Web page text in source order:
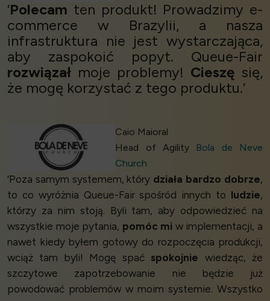
‘Polecam ten produkt! Prowadzimy e-
commerce w Brazylii, a nasza
infrastruktura nie jest wystarczająca,
aby zaspokoić popyt. Queue-Fair
rozwiązał moje problemy! Cieszę się,
że mogę korzystać z tego produktu.’
Caio Maioral
Head of Agility Bola de Neve
Church
‘Poza samym systemem, który działa bardzo dobrze,
to co wyróżnia Queue-Fair spośród innych to ludzie,
którzy za nim stoją. Byli tam, aby odpowiedzieć na
wszystkie moje pytania, pomóc mi w implementacji, a
nawet kiedy byłem gotowy do rozpoczęcia produkcji,
wciąż tam byli! Mogę spać spokojnie wiedząc, że
szczytowe zapotrzebowanie nie będzie już
powodować problemów w moim systemie. Wszystko